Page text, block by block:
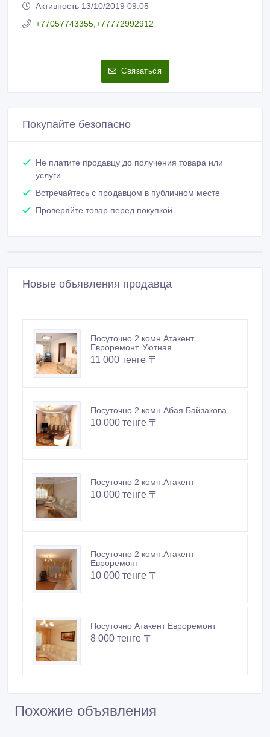
Активность 13/10/2019 09:05
+77057743355,+77772992912
Связаться
Покупайте безопасно
Не платите продавцу до получения товара или
услуги
Встречайтесь с продавцом в публичном месте
Проверяйте товар перед покупкой
Новые объявления продавца
Посуточно 2 комн.Атакент
Евроремонт. Уютная
11 000 тенге 〒
Посуточно 2 комн.Абая Байзакова
10 000 тенге 〒
Посуточно 2 комн.Атакент
10 000 тенге 〒
Посуточно 2 комн.Атакент
Евроремонт
10 000 тенге 〒
Посуточно Атакент Евроремонт
8 000 тенге 〒
Похожие объявления